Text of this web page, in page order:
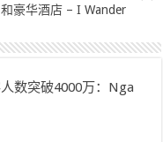
和豪华酒店 – I Wander
数突破4000万：Nga